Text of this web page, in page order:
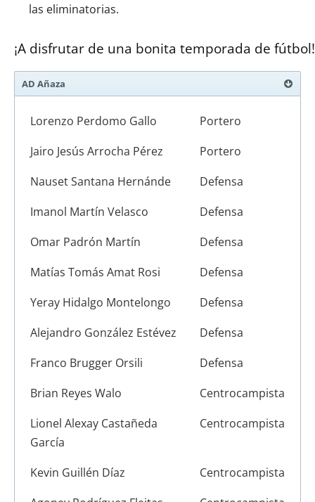
las eliminatorias.
¡A disfrutar de una bonita temporada de fútbol!
AD Añaza
Lorenzo Perdomo Gallo
Portero
Jairo Jesús Arrocha Pérez
Portero
Nauset Santana Hernánde
Defensa
Imanol Martín Velasco
Defensa
Omar Padrón Martín
Defensa
Matías Tomás Amat Rosi
Defensa
Yeray Hidalgo Montelongo
Defensa
Alejandro González Estévez
Defensa
Franco Brugger Orsili
Defensa
Brian Reyes Walo
Centrocampista
Lionel Alexay Castañeda
García
Centrocampista
Kevin Guillén Díaz
Centrocampista